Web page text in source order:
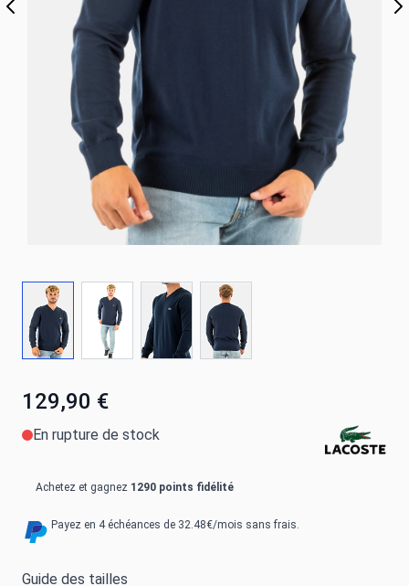
129,90 €
En rupture de stock
Achetez et gagnez 1290 points fidélité
Payez en 4 échéances de 32.48€/mois sans frais.
Guide des tailles